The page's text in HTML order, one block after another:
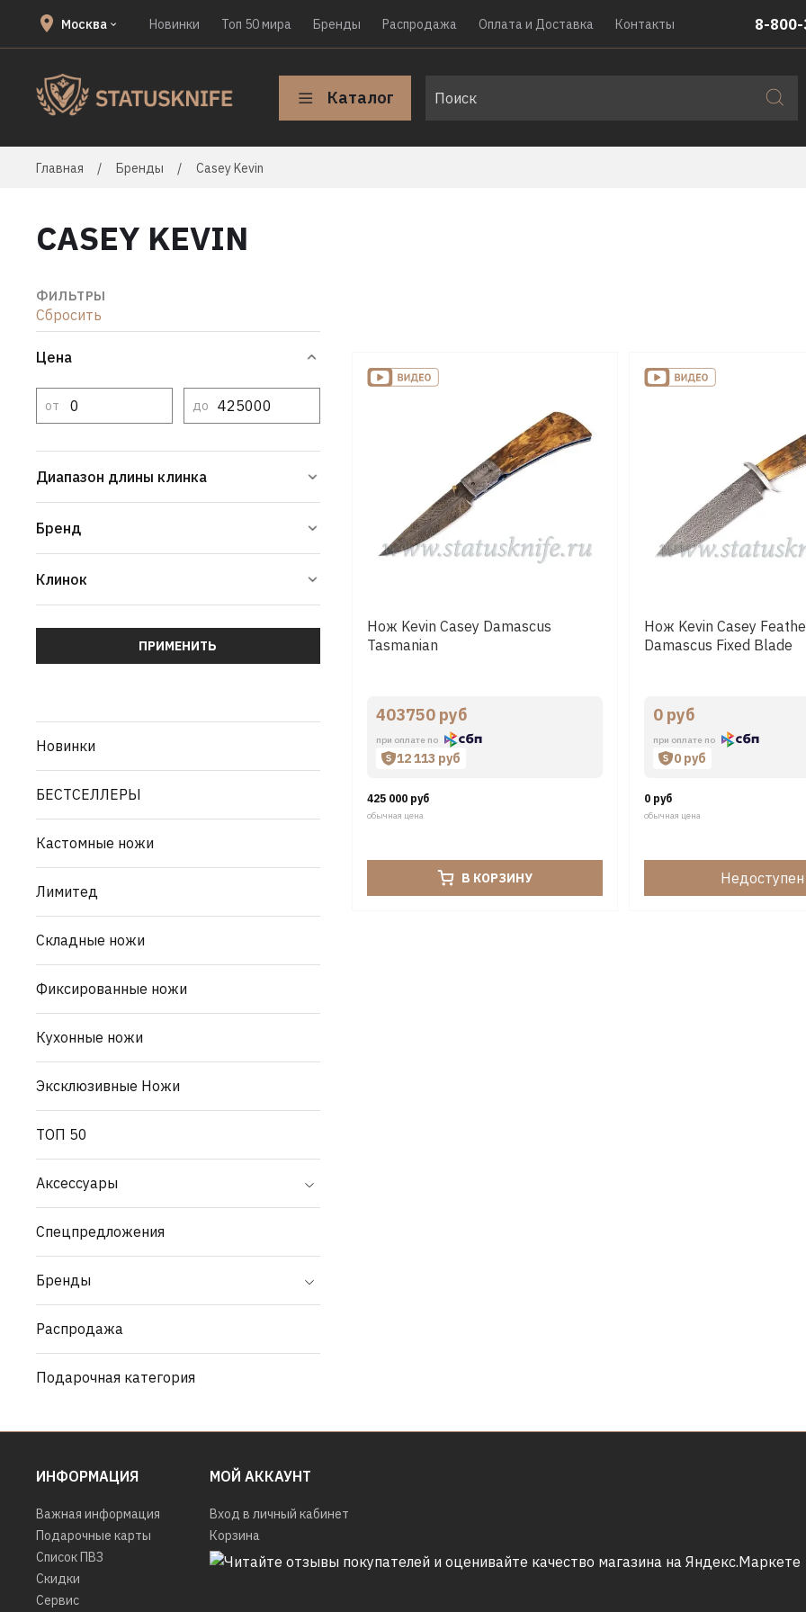
Москва Новинки Топ 50 мира Бренды Распродажа Оплата и Доставка Контакты 8-
Каталог
Главная Бренды Casey Kevin
CASEY KEVIN
Нож Kevin Casey Damascus
Tasmanian
403750 руб
при оплате по
12 113 руб
425 000 руб
обычная цена
В КОРЗИНУ
Нож Kevin Casey
Damascus Fixed Blade
0 руб
при оплате по
0 руб
0 руб
обычная цена
Недоступен
ФИЛЬТРЫ
Сбросить
Цена
от до
Диапазон длины клинка
Бренд
Клинок
ПРИМЕНИТЬ
Новинки
БЕСТСЕЛЛЕРЫ
Кастомные ножи
Лимитед
Складные ножи
Фиксированные ножи
Кухонные ножи
Эксклюзивные Ножи
ТОП 50
Аксессуары
Спецпредложения
Бренды
Распродажа
Подарочная категория
ИНФОРМАЦИЯ
Важная информация
Подарочные карты
Список ПВЗ
Скидки
Сервис
МОЙ АККАУНТ
Вход в личный кабинет
Корзина